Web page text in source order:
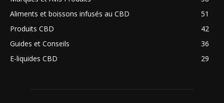
Aliments et boissons infusés au CBD
51
Produits CBD
42
Guides et Conseils
36
E-liquides CBD
29